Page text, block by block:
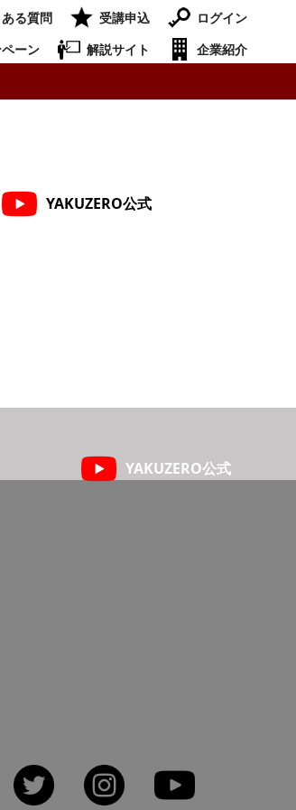
る質問 受講申込
ログイン
ーン 解説サイト
企業紹介
YAKUZERO公式
YAKUZERO公式
Twitter Instagram